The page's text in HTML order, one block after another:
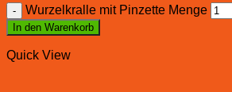
Wurzelkralle mit Pinzette Menge
In den Warenkorb
Quick View